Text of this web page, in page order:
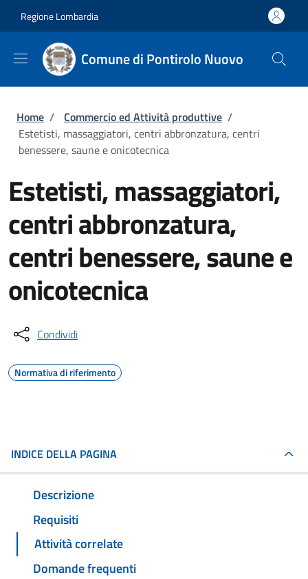
Regione Lombardia
Comune di Pontirolo Nuovo
Briciole di pane
Home / Commercio ed Attività produttive /
Estetisti, massaggiatori, centri abbronzatura, centri
benessere, saune e onicotecnica
Estetisti, massaggiatori,
centri abbronzatura,
centri benessere, saune e
onicotecnica
Condividi
Normativa di riferimento
INDICE DELLA PAGINA
Descrizione
Requisiti
Attività correlate
Domande frequenti